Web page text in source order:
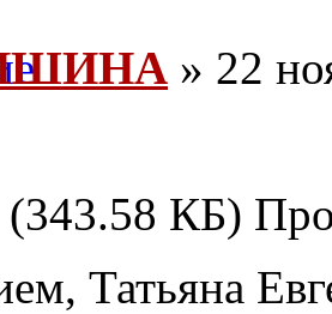
» 22
(343.58 КБ)
Татьяна